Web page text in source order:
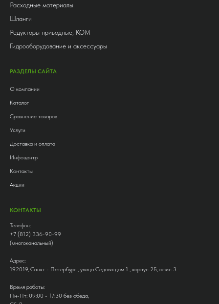
Расходные материалы
Шланги
Редукторы приводные, КОМ
Гидрооборудование и аксессуары
РАЗДЕЛЫ САЙТА
О компании
Каталог
Сравнение товаров
Услуги
Доставка и оплата
Инфоцентр
Контакты
Акции
КОНТАКТЫ
Телефон:
+7 (812) 336-90-99
(многоканальный)
Адрес:
192019, Санкт - Петербург , улица Седова дом 1 , корпус 2Б, офис 3
Время работы:
Пн-Пт: 09:00 - 17:30 без обеда,